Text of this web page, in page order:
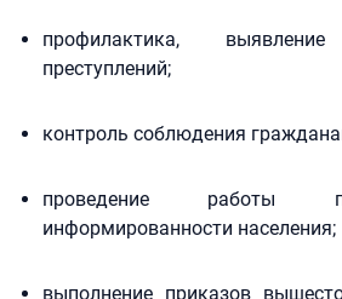
профилактика,
преступлений;
контроль соблюдения
проведение работы
информированности населения;
выполнение приказов